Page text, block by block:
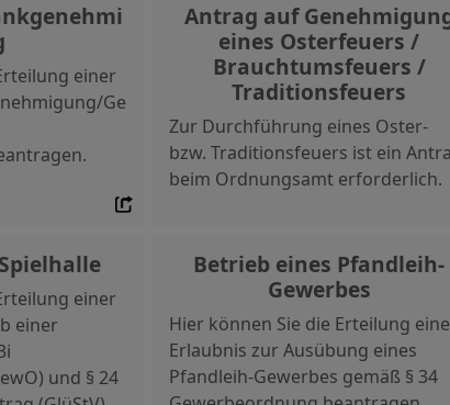
einer
Ge
Antrag auf
eines Osterfeuers /
Brauchtumsfeuers /
Traditionsfeuers
Zur Durchführung eines Oster-
bzw. Traditionsfeuers ist ein
beim Ordnungsamt erforderlich.
einer
einer
und § 24
Betrieb eines Pfandleih-
Gewerbes
Hier können Sie die Erteilung
Erlaubnis zur Ausübung eines
Pfandleih-Gewerbes gemäß § 34